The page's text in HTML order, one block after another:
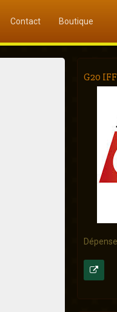
Contact Boutique
G20